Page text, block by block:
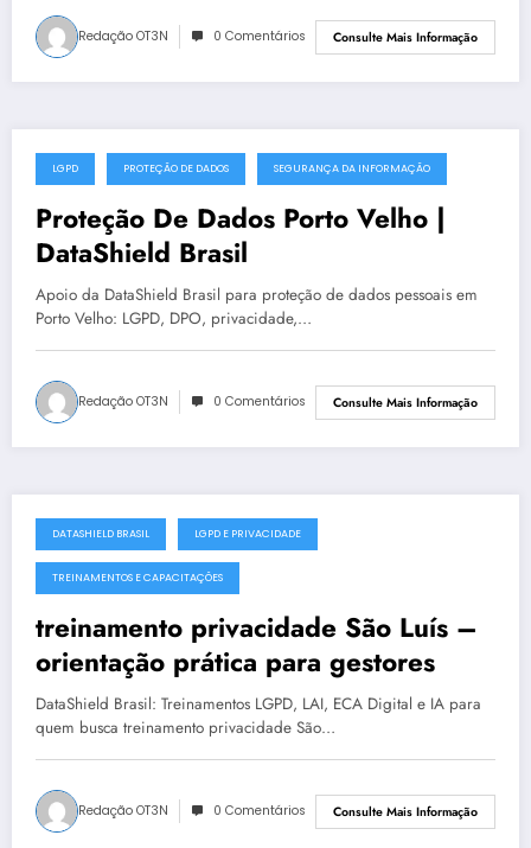
Redação OT3N 0 Comentários Consulte Mais Informação
julho 19, 2025
LGPD PROTEÇÃO DE DADOS SEGURANÇA DA INFORMAÇÃO
Proteção De Dados Porto Velho |
DataShield Brasil
Apoio da DataShield Brasil para proteção de dados pessoais em
Porto Velho: LGPD, DPO, privacidade,…
Redação OT3N 0 Comentários Consulte Mais Informação
julho 19, 2025
DATASHIELD BRASIL LGPD E PRIVACIDADE
TREINAMENTOS E CAPACITAÇÕES
treinamento privacidade São Luís –
orientação prática para gestores
DataShield Brasil: Treinamentos LGPD, LAI, ECA Digital e IA para
quem busca treinamento privacidade São…
Redação OT3N 0 Comentários Consulte Mais Informação